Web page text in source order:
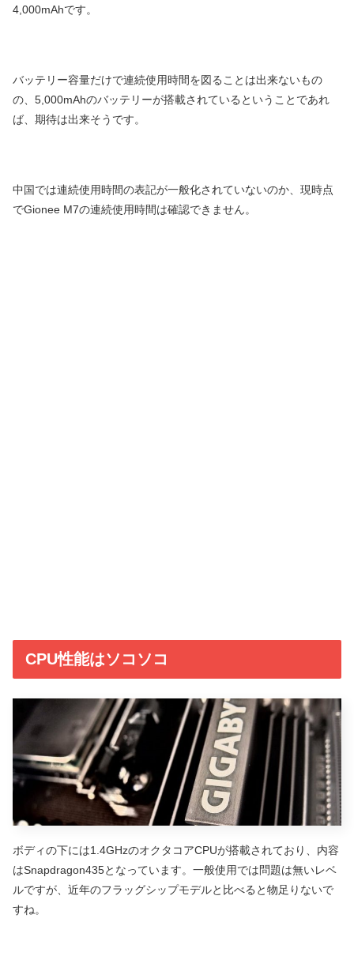
4,000mAhです。
バッテリー容量だけで連続使用時間を図ることは出来ないもの
の、5,000mAhのバッテリーが搭載されているということであれ
ば、期待は出来そうです。
中国では連続使用時間の表記が一般化されていないのか、現時点
でGionee M7の連続使用時間は確認できません。
CPU性能はソコソコ
ボディの下には1.4GHzのオクタコアCPUが搭載されており、内容
はSnapdragon435となっています。一般使用では問題は無いレベ
ルですが、近年のフラッグシップモデルと比べると物足りないで
すね。